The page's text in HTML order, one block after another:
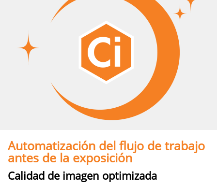
Automatización del flujo de trabajo
antes de la exposición
Calidad de imagen optimizada